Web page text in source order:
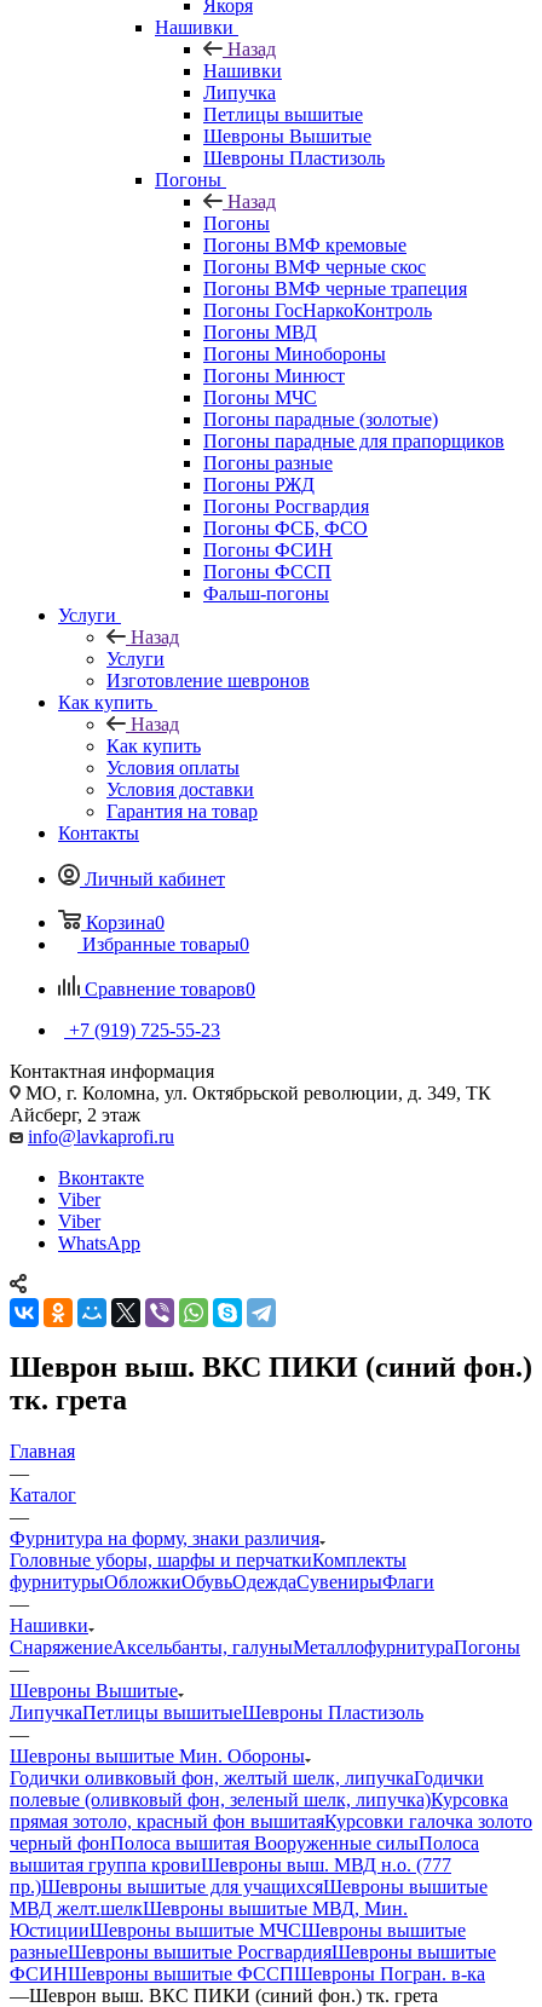
Якоря
Нашивки
Назад
Нашивки
Липучка
Петлицы вышитые
Шевроны Вышитые
Шевроны Пластизоль
Погоны
Назад
Погоны
Погоны ВМФ кремовые
Погоны ВМФ черные скос
Погоны ВМФ черные трапеция
Погоны ГосНаркоКонтроль
Погоны МВД
Погоны Минобороны
Погоны Минюст
Погоны МЧС
Погоны парадные (золотые)
Погоны парадные для прапорщиков
Погоны разные
Погоны РЖД
Погоны Росгвардия
Погоны ФСБ, ФСО
Погоны ФСИН
Погоны ФССП
Фальш-погоны
Услуги
Назад
Услуги
Изготовление шевронов
Как купить
Назад
Как купить
Условия оплаты
Условия доставки
Гарантия на товар
Контакты
Личный кабинет
Корзина0
Избранные товары0
Сравнение товаров0
+7 (919) 725-55-23
Контактная информация
МО, г. Коломна, ул. Октябрьской революции, д. 349, ТК
Айсберг, 2 этаж
info@lavkaprofi.ru
Вконтакте
Viber
Viber
WhatsApp
Шеврон выш. ВКС ПИКИ (синий фон.)
тк. грета
Главная
—
Каталог
—
Фурнитура на форму, знаки различия
Головные уборы, шарфы и перчаткиКомплекты
фурнитурыОбложкиОбувьОдеждаСувенирыФлаги
—
Нашивки
СнаряжениеАксельбанты, галуныМеталлофурнитураПогоны
—
Шевроны Вышитые
ЛипучкаПетлицы вышитыеШевроны Пластизоль
—
Шевроны вышитые Мин. Обороны
Годички оливковый фон, желтый шелк, липучкаГодички
полевые (оливковый фон, зеленый шелк, липучка)Курсовка
прямая зотоло, красный фон вышитаяКурсовки галочка золото
черный фонПолоса вышитая Вооруженные силыПолоса
вышитая группа кровиШевроны выш. МВД н.о. (777
пр.)Шевроны вышитые для учащихсяШевроны вышитые
МВД желт.шелкШевроны вышитые МВД, Мин.
ЮстицииШевроны вышитые МЧСШевроны вышитые
разныеШевроны вышитые РосгвардияШевроны вышитые
ФСИНШевроны вышитые ФССПШевроны Погран. в-ка
—Шеврон выш. ВКС ПИКИ (синий фон.) тк. грета